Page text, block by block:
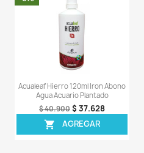
Acualeaf Forte 240ml
Fitohormonas Abono Acuario
Plantado
$ 81.900$ 76.986